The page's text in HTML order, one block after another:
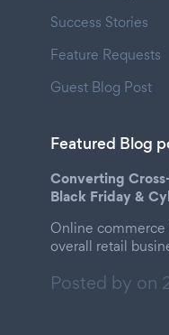
Success Stories
Feature Requests
Guest Blog Post
Featured Blog
Converting
Black Friday &
Online commerce
overall retail
Posted by on